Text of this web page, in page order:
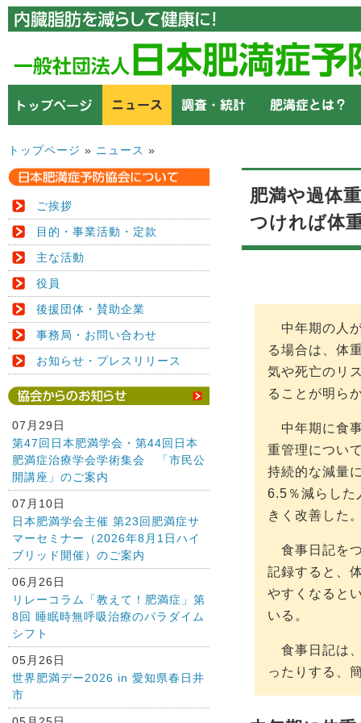
トップページ » ニュース »
肥満や過体
つければ体
中年期の人
る場合は、体
気や死亡のリ
ることが明ら
中年期に食
重管理につい
持続的な減量
6.5％減らした
きく改善した
食事日記を
記録すると、
やすくなると
いる。
食事日記は
ったりする、
ご挨拶
目的・事業活動・定款
主な活動
役員
後援団体・賛助企業
事務局・お問い合わせ
お知らせ・プレスリリース
07月29日
第47回日本肥満学会・第44回日本
肥満症治療学会学術集会 「市民公
開講座」のご案内
07月10日
日本肥満学会主催 第23回肥満症サ
マーセミナー（2026年8月1日ハイ
ブリッド開催）のご案内
06月26日
リレーコラム「教えて！肥満症」第
8回 睡眠時無呼吸治療のパラダイム
シフト
05月26日
世界肥満デー2026 in 愛知県春日井
市